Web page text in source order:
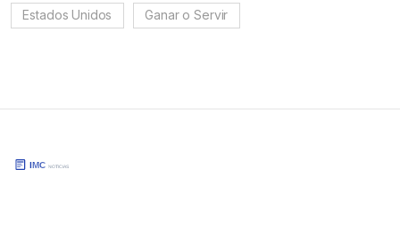
Estados Unidos Ganar o Servir